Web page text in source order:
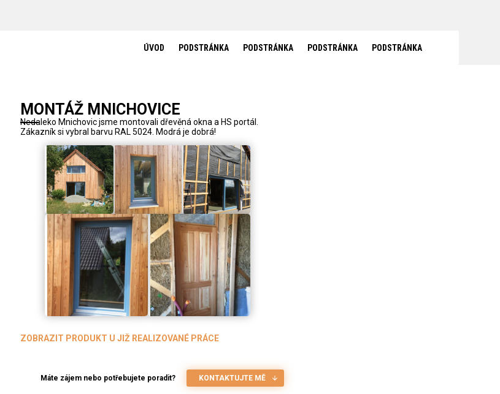
ÚVOD PODSTRÁNKA PODSTRÁNKA PODSTRÁNKA PODSTRÁNKA
MONTÁŽ MNICHOVICE
Nedaleko Mnichovic jsme montovali dřevěná okna a HS portál.
Zákazník si vybral barvu RAL 5024. Modrá je dobrá!
ZOBRAZIT PRODUKT U JIŽ REALIZOVANÉ PRÁCE
Máte zájem nebo potřebujete poradit? KONTAKTUJTE MĚ